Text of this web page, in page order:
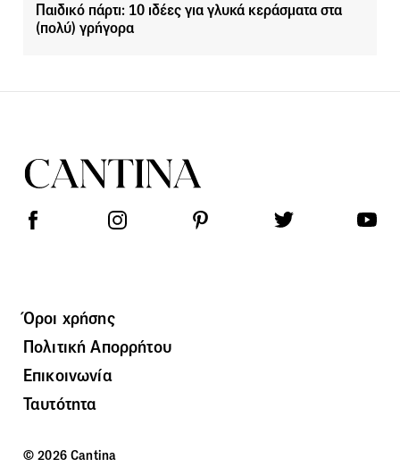
Παιδικό πάρτι: 10 ιδέες για γλυκά κεράσματα στα
(πολύ) γρήγορα
Όροι χρήσης
Πολιτική Απορρήτου
Επικοινωνία
Ταυτότητα
© 2026 Cantina